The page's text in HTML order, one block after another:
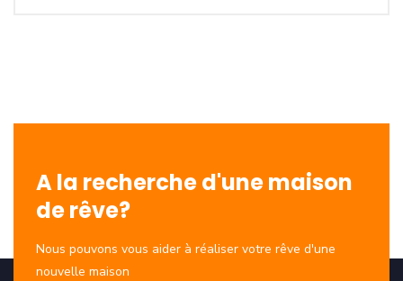
A la recherche d'une maison
de rêve?
Nous pouvons vous aider à réaliser votre rêve d'une
nouvelle maison